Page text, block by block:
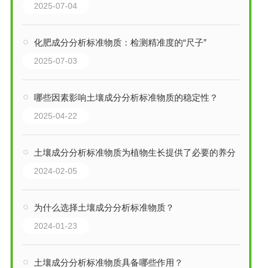
2025-07-04
化肥成分分析标准物质：检测精准度的“尺子”
2025-07-03
哪些因素影响土壤成分分析标准物质的稳定性？
2025-04-22
土壤成分分析标准物质为植物生长提供了必要的养分
2024-02-05
为什么选择土壤成分分析标准物质？
2024-01-23
土壤成分分析标准物质具备哪些作用？